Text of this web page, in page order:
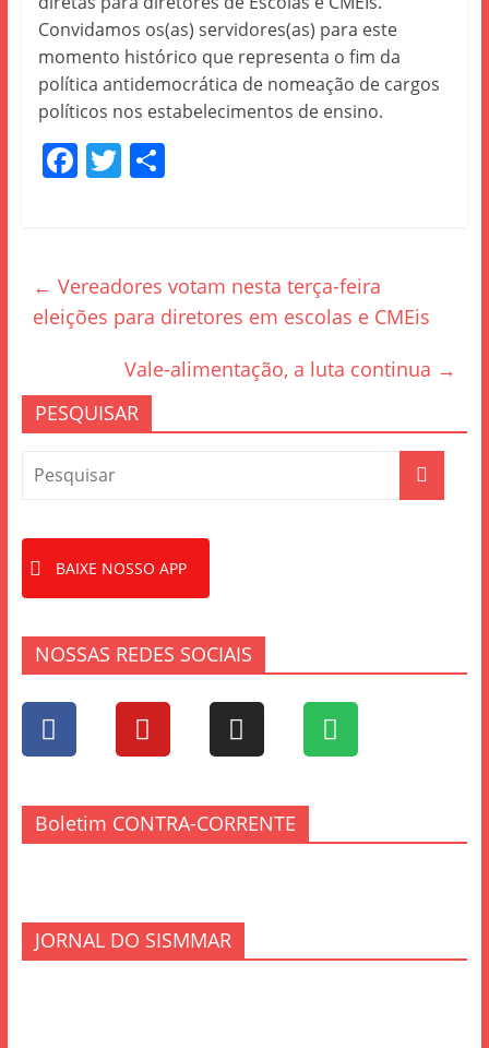
Convidamos os(as) servidores(as) para este
momento histórico que representa o fim da
política antidemocrática de nomeação de cargos
políticos nos estabelecimentos de ensino.
F
b
o
k
T S
← Vereadores votam nesta terça-feira
eleições para diretores em escolas e CMEis
Vale-alimentação, a luta continua →
PESQUISAR
BAIXE NOSSO APP
NOSSAS REDES SOCIAIS
Boletim CONTRA-CORRENTE
JORNAL DO SISMMAR